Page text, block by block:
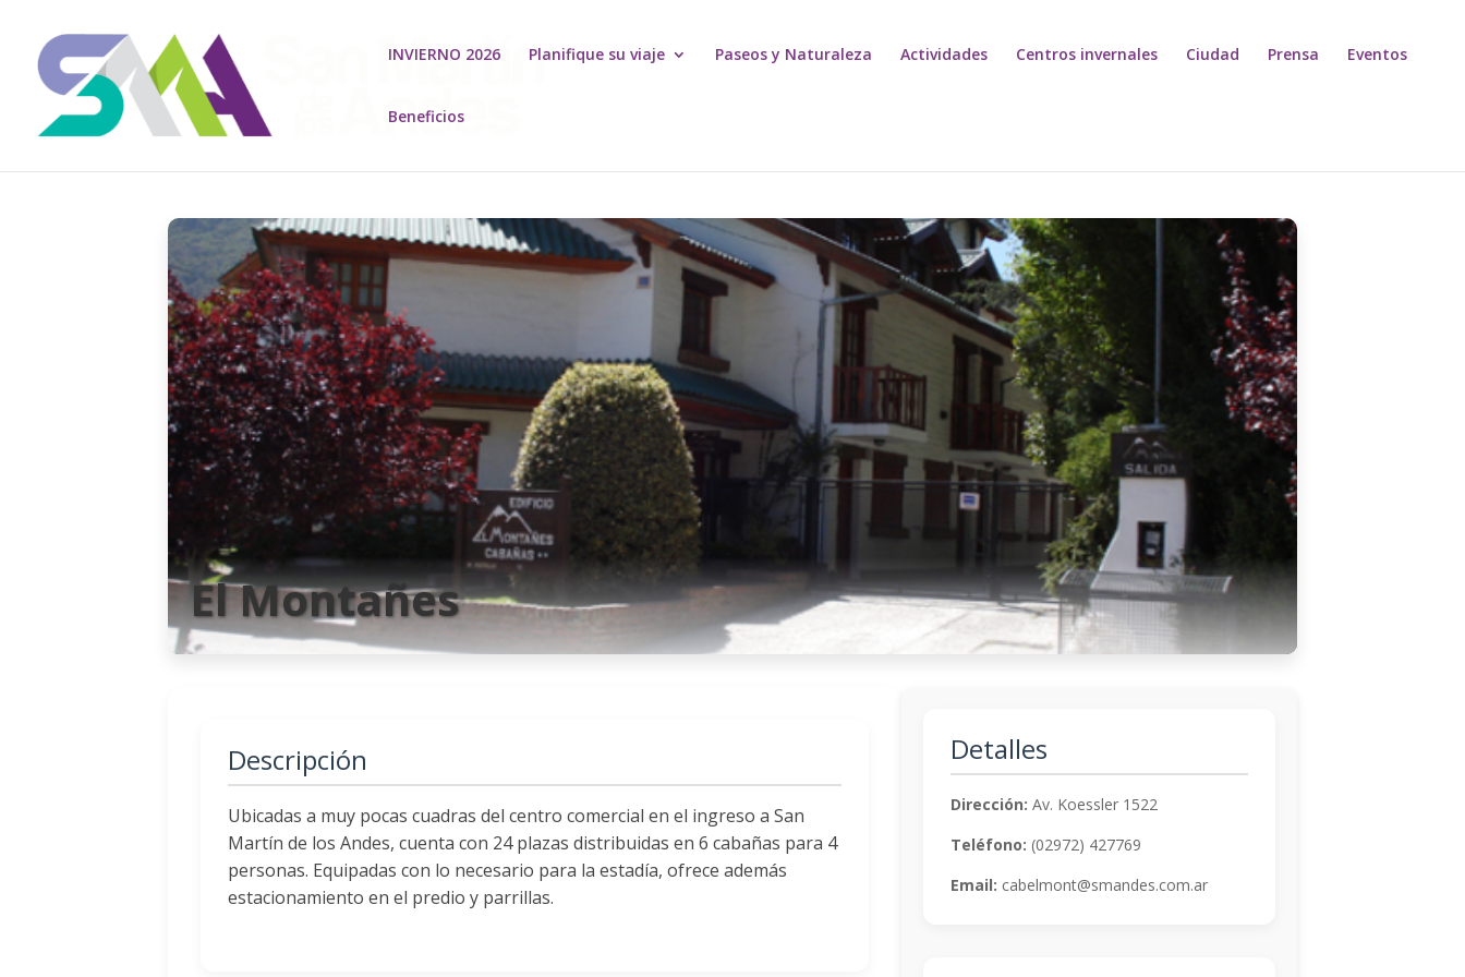
INVIERNO 2026 Planifique su viaje Paseos y Naturaleza Actividades Centros invernales Ciudad Prensa Eventos
Beneficios
El Montañes
Descripción
Ubicadas a muy pocas cuadras del centro comercial en el ingreso a San
Martín de los Andes, cuenta con 24 plazas distribuidas en 6 cabañas para 4
personas. Equipadas con lo necesario para la estadía, ofrece además
estacionamiento en el predio y parrillas.
Detalles
Dirección: Av. Koessler 1522
Teléfono: (02972) 427769
Email: cabelmont@smandes.com.ar